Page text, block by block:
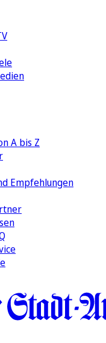
A bis Z
Empfehlungen